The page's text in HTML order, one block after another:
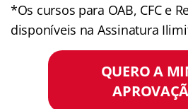
*Os cursos para OAB, CFC e
disponíveis na Assinatura
QUERO A